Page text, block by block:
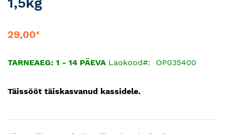
gallery
29,00€
TARNEAEG: 1 - 14 PÄEVA Laokood OP035400
Täissööt täiskasvanud kassidele.